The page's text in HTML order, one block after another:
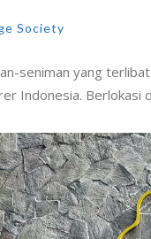
Society
seniman yang
Indonesia. Berlokasi